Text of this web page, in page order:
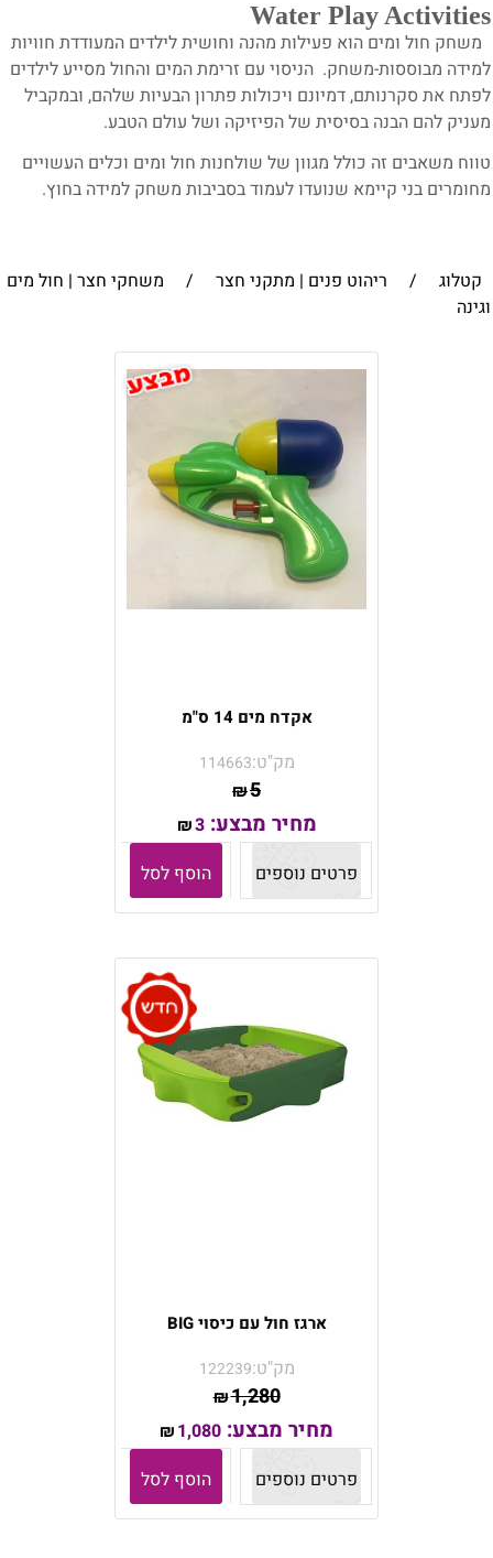
Water Play
חול ומים הוא פעילות מהנה וחושית לילדים המעודדת חוויות
מבוססות-משחק. הניסוי עם זרימת המים והחול מסייע לילדים
את סקרנותם, דמיונם ויכולות פתרון הבעיות שלהם, ובמקביל
להם הבנה בסיסית של הפיזיקה ושל עולם הטבע.
משאבים זה כולל מגוון של שולחנות חול ומים וכלים העשויים
בני קיימא שנועדו לעמוד בסביבות משחק למידה בחוץ.
קטלוג / ריהוט פנים | מתקני חצר /
משחקי חצר | חול מים
אקדח מים 14 ס"מ
מק"ט:114663
₪5
מחיר מבצע: ₪3
פרטים נוספים
הוסף לסל
ארגז חול עם כיסוי BIG
מק"ט:122239
₪1,280
מחיר מבצע: ₪1,080
פרטים נוספים
הוסף לסל